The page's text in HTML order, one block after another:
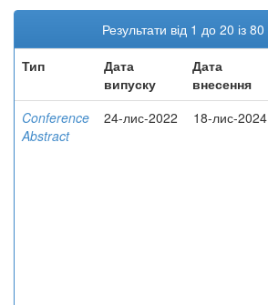
Результати від 1 до 20 із 80
Тип
Дата
випуску
Дата
внесення
Conference
Abstract
24-лис-2022 18-лис-2024